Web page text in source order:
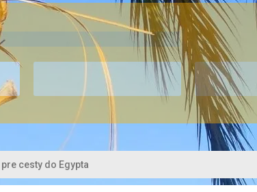
pre cesty do Egypta